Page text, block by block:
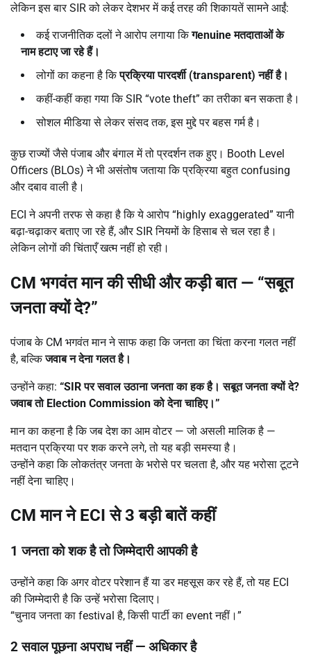
लेकिन इस बार SIR को लेकर देशभर में कई तरह की शिकायतें सामने आईं:
कई राजनीतिक दलों ने आरोप लगाया किगenuineमतदाताओं के
नाम हटाए जा रहे हैं।
लोगों का कहना है किप्रक्रिया पारदर्शी (transparent)नहीं है।
कहीं-कहीं कहा गया कि SIR “vote theft” का तरीका बन सकता है।
सोशल मीडिया से लेकर संसद तक, इस मुद्दे पर बहस गर्म है।
कुछ राज्यों जैसे पंजाब और बंगाल में तो प्रदर्शन तक हुए। Booth Level
Officers (BLOs) ने भी असंतोष जताया कि प्रक्रिया बहुत confusing
और दबाव वाली है।
ECI ने अपनी तरफ से कहा है कि ये आरोप “highly exaggerated” यानी
बढ़ा-चढ़ाकर बताए जा रहे हैं, और SIR नियमों के हिसाब से चल रहा है।
लेकिन लोगों की चिंताएँ खत्म नहीं हो रही।
CM भगवंत मान की सीधी और कड़ी बात — “सबूत
जनता क्यों दे?”
पंजाब के CM भगवंत मान ने साफ कहा कि जनता का चिंता करना गलत नहीं
है, बल्किजवाब न देना गलत है।
उन्होंने कहा: “SIRपर सवाल उठाना जनता का हक है। सबूत जनता क्यों दे?
जवाब तो Election Commissionको देना चाहिए।”
मान का कहना है कि जब देश का आम वोटर — जो असली मालिक है —
मतदान प्रक्रिया पर शक करने लगे, तो यह बड़ी समस्या है।
उन्होंने कहा कि लोकतंत्र जनता के भरोसे पर चलता है, और यह भरोसा टूटने
नहीं देना चाहिए।
CM मान ने ECI से 3 बड़ी बातें कहीं
1 जनता को शक है तो जिम्मेदारी आपकी है
उन्होंने कहा कि अगर वोटर परेशान हैं या डर महसूस कर रहे हैं, तो यह ECI
की जिम्मेदारी है कि उन्हें भरोसा दिलाए।
“चुनाव जनता का festival है, किसी पार्टी का event नहीं।”
2 सवाल पूछना अपराध नहीं— अधिकार है